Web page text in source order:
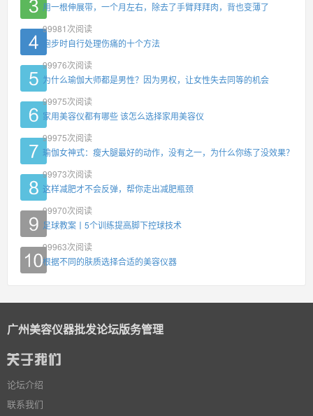
用一根伸展带，一个月左右，除去了手臂拜拜肉，背也变薄了
99981 次阅读
跑步时自行处理伤痛的十个方法
99976次阅读
为什么瑜伽大师都是男性？因为男权，让女性失去同等的机会
99975次阅读
家用美容仪都有哪些 该怎么选择家用美容仪
99975次阅读
瑜伽女神式：瘦大腿最好的动作，没有之一，为什么你练了没效果？
99973次阅读
这样减肥才不会反弹，帮你走出减肥瓶颈
99970次阅读
足球教案丨5个训练提高脚下控球技术
99963次阅读
根据不同的肤质选择合适的美容仪器
广州美容仪器批发论坛版务管理
论坛介绍
联系我们